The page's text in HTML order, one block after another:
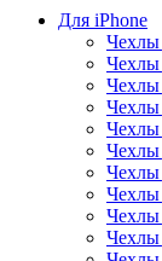
Для iPhone
Чехлы
Чехлы
Чехлы
Чехлы
Чехлы
Чехлы
Чехлы
Чехлы
Чехлы
Чехлы